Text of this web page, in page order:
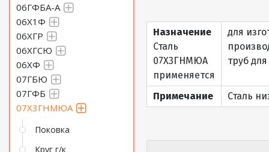
06ГФБА-А
06Х1Ф
06ХГР
06ХГСЮ
06ХФ
07ГБЮ
07ГФБ
07Х3ГНМЮА
Поковка
Круг г/к
Назначение
Сталь
07Х3ГНМЮА
применяется
для
труб
Примечание Сталь